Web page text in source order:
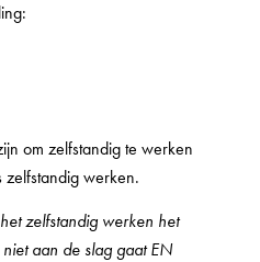
om zelfstandig te werken
zelfstandig werken.
zelfstandig werken het
aan de slag gaat EN